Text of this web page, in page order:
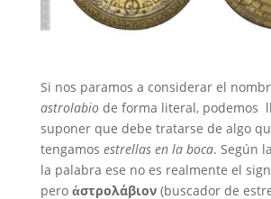
Si nos paramos a considerar el
astrolabiode forma literal, podemos
suponer que debe tratarse de algo
tengamos estrellas en la boca. Según
la palabra ese no es realmente el
pero ἀστρολάβιον(buscador de